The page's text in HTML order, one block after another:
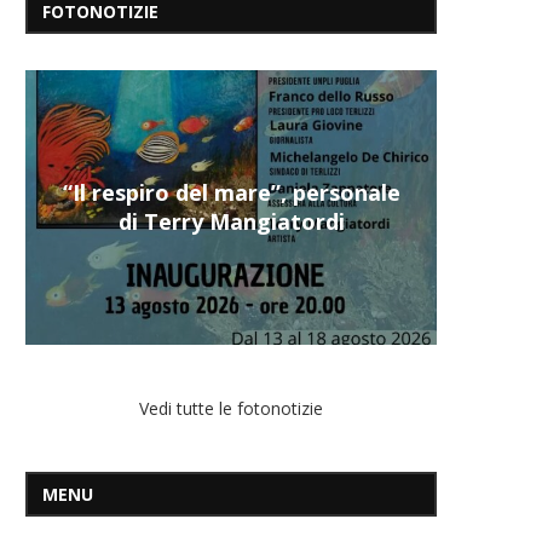
FOTONOTIZIE
“Il respiro del mare”, personale
di Terry Mangiatordi
Vedi tutte le fotonotizie
MENU